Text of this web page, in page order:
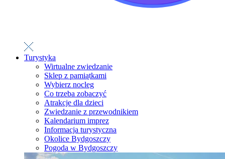
Turystyka
Wirtualne zwiedzanie
Sklep z pamiątkami
Wybierz nocleg
Co trzeba zobaczyć
Atrakcje dla dzieci
Zwiedzanie z przewodnikiem
Kalendarium imprez
Informacja turystyczna
Okolice Bydgoszczy
Pogoda w Bydgoszczy